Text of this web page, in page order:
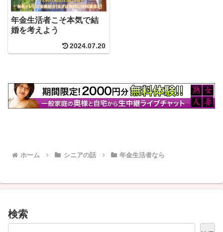
年金生活者こそ本気で結
婚を考えよう
2024.07.20
ホーム シニアの話 年金生活者なら
検索